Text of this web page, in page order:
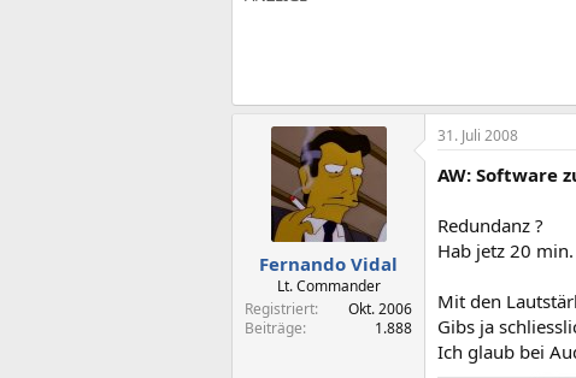
Fernando Vidal
Lt. Commander
Registriert
Okt. 2006
Beiträge
1.888
31. Juli 2008
AW: Software
Redundanz ?
Hab jetz 20
Mit den
Gibs ja
Ich glaub bei